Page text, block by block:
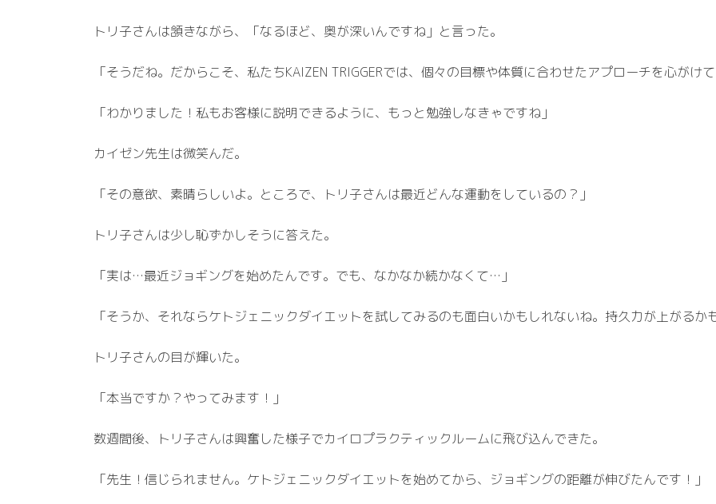
トリ子さんは頷きながら、「なるほど、奥が深いんですね」と言った。
「そうだね。だからこそ、私たちKAIZEN TRIGGERでは、個々の目標や体質に合わせたアプローチを心がけて
「わかりました！私もお客様に説明できるように、もっと勉強しなきゃですね」
カイゼン先生は微笑んだ。
「その意欲、素晴らしいよ。ところで、トリ子さんは最近どんな運動をしているの？」
トリ子さんは少し恥ずかしそうに答えた。
「実は…最近ジョギングを始めたんです。でも、なかなか続かなくて…」
「そうか、それならケトジェニックダイエットを試してみるのも面白いかもしれないね。持久力が上がるか
トリ子さんの目が輝いた。
「本当ですか？やってみます！」
数週間後、トリ子さんは興奮した様子でカイロプラクティックルームに飛び込んできた。
「先生！信じられません。ケトジェニックダイエットを始めてから、ジョギングの距離が伸びたんです！」